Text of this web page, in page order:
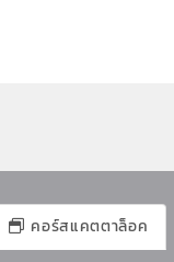
คอร์สแคตตาล็อค